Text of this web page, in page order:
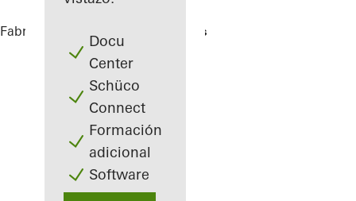
Docu
Center
Schüco
Connect
Formación
adicional
Software
Fabricantes Highlights